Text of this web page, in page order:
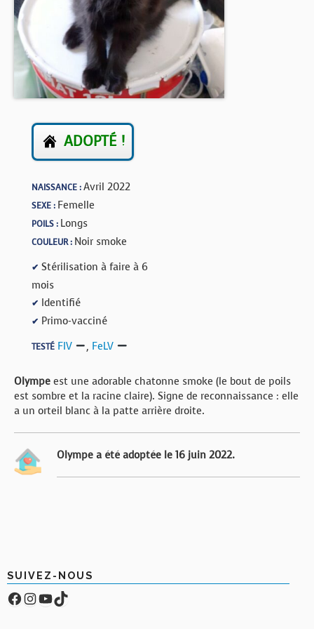
BOUTIQUE
FORUM
ADOPTÉ !
NAISSANCE :Avril 2022
SEXE : Femelle
POILS : Longs
COULEUR : Noir smoke
✔ Stérilisation à faire à 6
mois
✔ Identifié
✔ Primo-vacciné
TESTÉ FIV , FeLV
Olympe est une adorable chatonne smoke (le bout de poils
est sombre et la racine claire). Signe de reconnaissance : elle
a un orteil blanc à la patte arrière droite.
Olympe a été adoptée le 16 juin 2022.
SUIVEZ-NOUS
Facebook
Compte Instagram
YouTube
TikTok